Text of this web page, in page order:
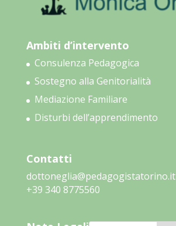
Ambiti d’intervento
Consulenza Pedagogica
Sostegno alla Genitorialità
Mediazione Familiare
Disturbi dell’apprendimento
Contatti
dottoneglia@pedagogistatorino.it
‭+39 340 8775560‬